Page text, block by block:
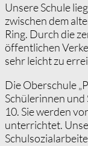
Unsere Schule
zwischen dem
Ring. Durch die
öffentlichen
sehr leicht zu
Die Oberschule
Schülerinnen und
10. Sie werden
unterrichtet.